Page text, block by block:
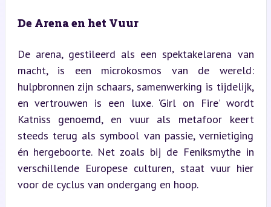
De Arena en het Vuur
De arena, gestileerd als een spektakelarena van
macht, is een microkosmos van de wereld:
hulpbronnen zijn schaars, samenwerking is tijdelijk,
en vertrouwen is een luxe. ‘Girl on Fire’ wordt
Katniss genoemd, en vuur als metafoor keert
steeds terug als symbool van passie, vernietiging
én hergeboorte. Net zoals bij de Feniksmythe in
verschillende Europese culturen, staat vuur hier
voor de cyclus van ondergang en hoop.